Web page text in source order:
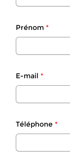
Prénom *
E-mail *
Téléphone *